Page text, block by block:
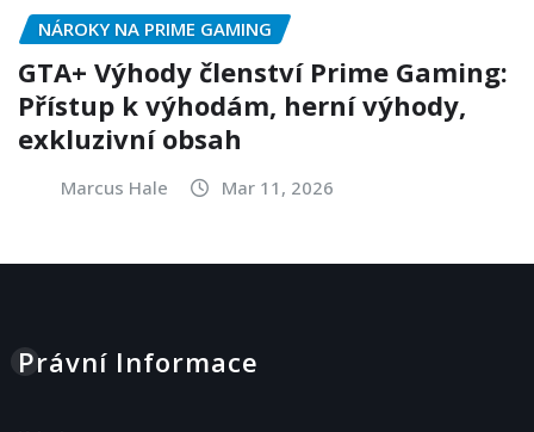
NÁROKY NA PRIME GAMING
GTA+ Výhody členství Prime Gaming:
Přístup k výhodám, herní výhody,
exkluzivní obsah
Marcus Hale Mar 11, 2026
Právní Informace